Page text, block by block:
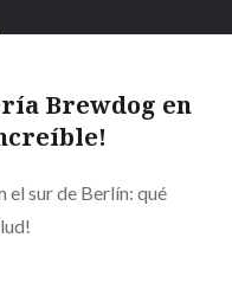
Brewdog en
el sur de Berlín: qué